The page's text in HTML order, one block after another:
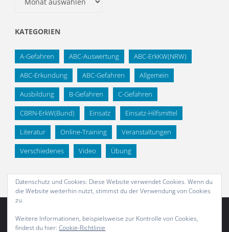
KATEGORIEN
A-Gefahren ABC-Auswertung ABC-ErkKW(NRW)
ABC-Erkundung ABC-Gefahren Allgemein
Ausbildung B-Gefahren C-Gefahren
CBRN-ErkW(Bund) Einsatz Einsatz-Hilfsmittel
Literatur Online-Training Veranstaltungen
Verschiedenes Video Übung
Datenschutz und Cookies: Diese Website verwendet Cookies. Wenn du
die Website weiterhin nutzt, stimmst du der Verwendung von Cookies
zu.
Weitere Informationen, beispielsweise zur Kontrolle von Cookies,
findest du hier:Cookie-Richtlinie